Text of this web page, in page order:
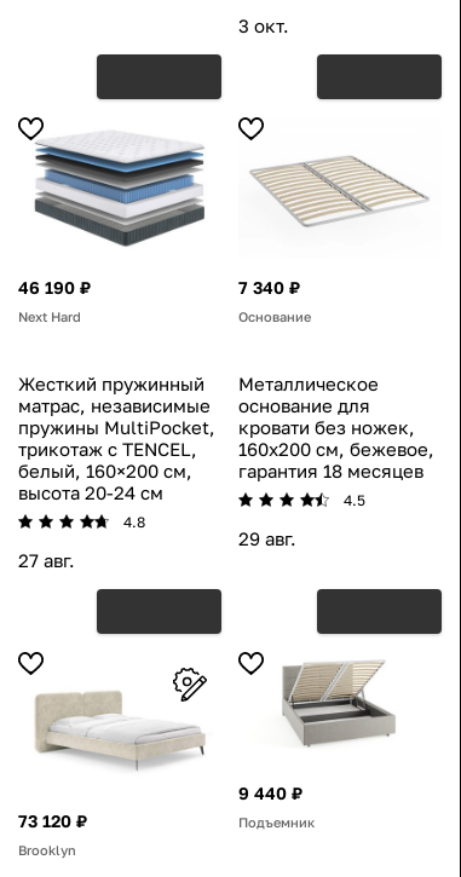
3 окт.
46 190 ₽
Next Hard
Жесткий пружинный
матрас, независимые
пружины MultiPocket,
трикотаж с TENCEL,
белый, 160×200 см,
высота 20-24 см
4.8
27 авг.
7 340 ₽
Основание
Металлическое
основание для
кровати без ножек,
160х200 см, бежевое,
гарантия 18 месяцев
4.5
29 авг.
73 120 ₽
Brooklyn
9 440 ₽
Подъемник